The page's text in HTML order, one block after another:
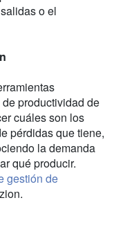
o el
productividad de
cuáles son los
pérdidas que tiene,
la demanda
qué producir.
gestión de